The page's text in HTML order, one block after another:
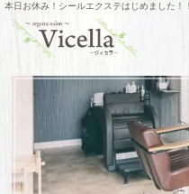
本日お休み！シールエクステはじめました！